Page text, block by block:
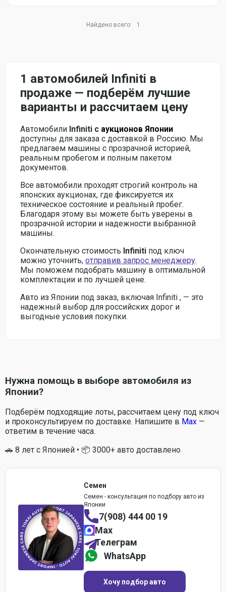
Найдено всего: 1
1 автомобилей Infiniti в
продаже — подберём лучшие
варианты и рассчитаем цену
Автомобили Infiniti с аукционов Японии
доступны для заказа с доставкой в Россию. Мы
предлагаем машины с прозрачной историей,
реальным пробегом и полным пакетом
документов.
Все автомобили проходят строгий контроль на
японских аукционах, где фиксируется их
техническое состояние и реальный пробег.
Благодаря этому вы можете быть уверены в
прозрачной истории и надежности выбранной
машины.
Окончательную стоимость Infiniti под ключ
можно уточнить, отправив запрос менеджеру.
Мы поможем подобрать машину в оптимальной
комплектации и по лучшей цене.
Авто из Японии под заказ, включая Infiniti , — это
надежный выбор для российских дорог и
выгодные условия покупки.
Нужна помощь в выборе автомобиля из
Японии?
Подберём подходящие лоты, рассчитаем цену под ключ
и проконсультируем по доставке. Напишите в Max —
ответим в течение часа.
🚗 8 лет с Японией • 📦 3000+ авто доставлено
Семен
Семен - консультация по подбору авто из
Японии
7(908) 444 00 19
Max
Телеграм
WhatsApp
Хочу подбор авто